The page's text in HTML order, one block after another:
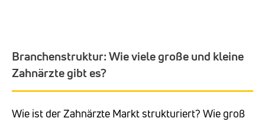
Branchenstruktur: Wie viele große und kleine
Zahnärzte gibt es?
Wie ist der Zahnärzte Markt strukturiert? Wie groß